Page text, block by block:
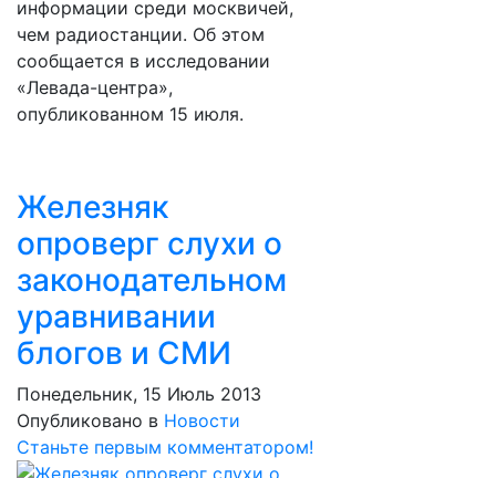
информации среди москвичей,
чем радиостанции. Об этом
сообщается в исследовании
«Левада-центра»,
опубликованном 15 июля.
Железняк
опроверг слухи о
законодательном
уравнивании
блогов и СМИ
Понедельник, 15 Июль 2013
Опубликовано в Новости
Станьте первым комментатором!